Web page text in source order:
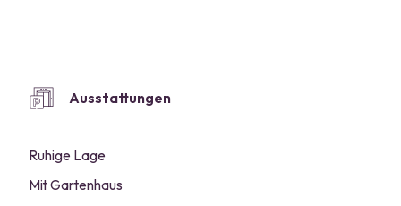
Ausstattungen
Ruhige Lage
Mit Gartenhaus